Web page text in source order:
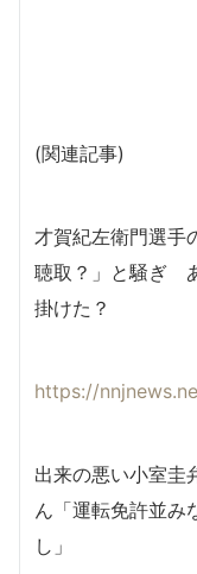
(関連記事)
才賀紀左衛門選手
聴取？」と騒ぎ
掛けた？
https://
出来の悪い小室
ん「運転免許並み
し」